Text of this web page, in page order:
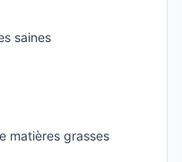
saines
matières grasses